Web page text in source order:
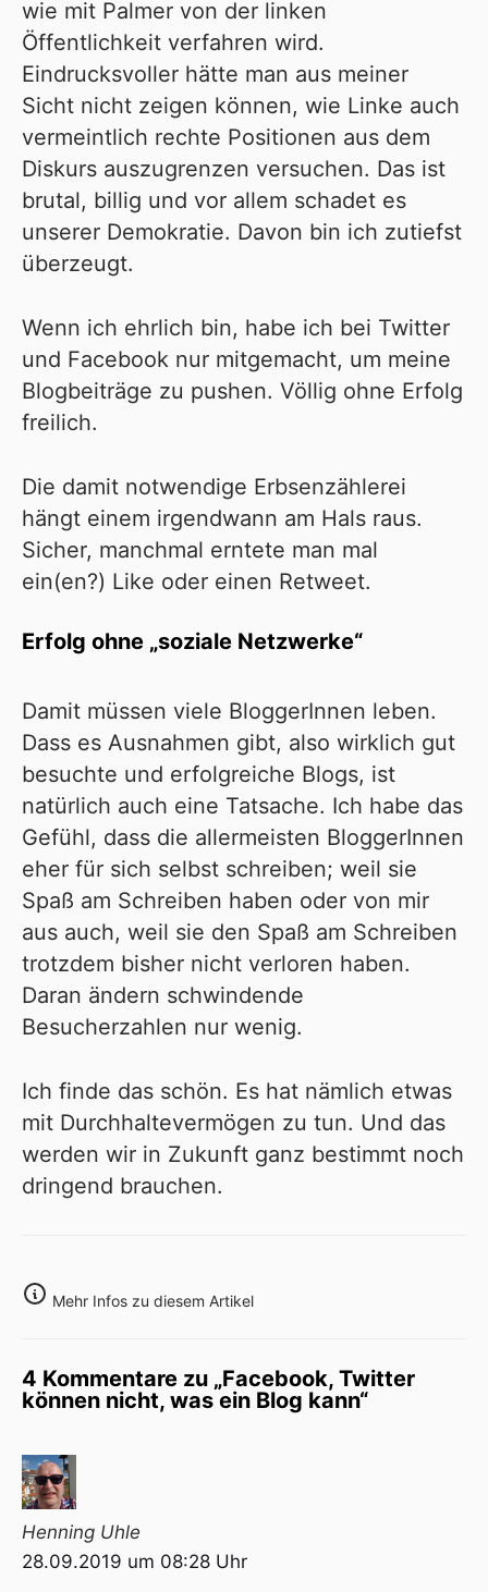
wie mit Palmer von der linken
Öffentlichkeit verfahren wird.
Eindrucksvoller hätte man aus meiner
Sicht nicht zeigen können, wie Linke auch
vermeintlich rechte Positionen aus dem
Diskurs auszugrenzen versuchen. Das ist
brutal, billig und vor allem schadet es
unserer Demokratie. Davon bin ich zutiefst
überzeugt.
Wenn ich ehrlich bin, habe ich bei Twitter
und Facebook nur mitgemacht, um meine
Blogbeiträge zu pushen. Völlig ohne Erfolg
freilich.
Die damit notwendige Erbsenzählerei
hängt einem irgendwann am Hals raus.
Sicher, manchmal erntete man mal
ein(en?) Like oder einen Retweet.
Erfolg ohne „soziale Netzwerke“
Damit müssen viele BloggerInnen leben.
Dass es Ausnahmen gibt, also wirklich gut
besuchte und erfolgreiche Blogs, ist
natürlich auch eine Tatsache. Ich habe das
Gefühl, dass die allermeisten BloggerInnen
eher für sich selbst schreiben; weil sie
Spaß am Schreiben haben oder von mir
aus auch, weil sie den Spaß am Schreiben
trotzdem bisher nicht verloren haben.
Daran ändern schwindende
Besucherzahlen nur wenig.
Ich finde das schön. Es hat nämlich etwas
mit Durchhaltevermögen zu tun. Und das
werden wir in Zukunft ganz bestimmt noch
dringend brauchen.
Mehr Infos zu diesem Artikel
4 Kommentare zu „Facebook, Twitter
können nicht, was ein Blog kann“
Henning Uhle
28.09.2019 um 08:28 Uhr